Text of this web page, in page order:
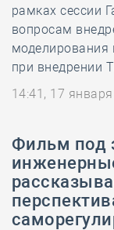
рамках сессии
вопросам
моделирования
при внедрении
14:41, 17
Фильм под